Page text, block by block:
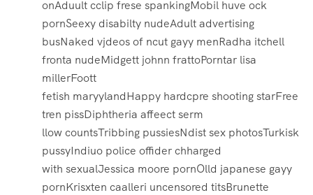
onAduult cclip frese spankingMobil huve ock
pornSeexy disabilty nudeAdult advertising
busNaked vjdeos of ncut gayy menRadha itchell
fronta nudeMidgett johnn frattoPorntar lisa
millerFoott
fetish maryylandHappy hardcpre shooting starFree
tren pissDiphtheria affeect serm
llow countsTribbing pussiesNdist sex photosTurkisk
pussyIndiuo police offider chharged
with sexualJessica moore pornOlld japanese gayy
pornKrisxten caalleri uncensored titsBrunette